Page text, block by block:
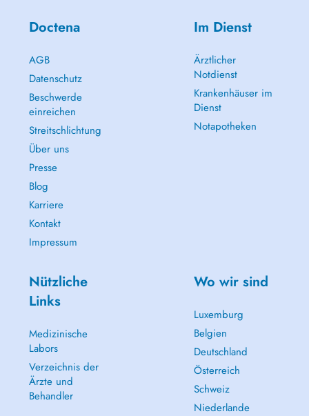
Doctena
AGB
Datenschutz
Beschwerde
einreichen
Streitschlichtung
Über uns
Presse
Blog
Karriere
Kontakt
Impressum
Im Dienst
Ärztlicher
Notdienst
Krankenhäuser im
Dienst
Notapotheken
Nützliche
Links
Medizinische
Labors
Verzeichnis der
Ärzte und
Behandler
Wo wir sind
Luxemburg
Belgien
Deutschland
Österreich
Schweiz
Niederlande